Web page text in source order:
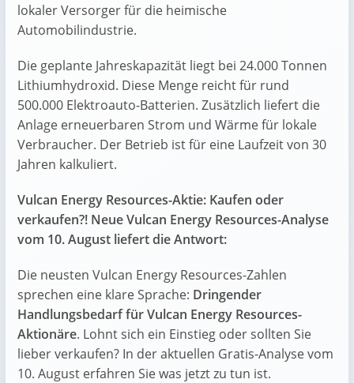
lokaler Versorger für die heimische
Automobilindustrie.
Die geplante Jahreskapazität liegt bei 24.000 Tonnen
Lithiumhydroxid. Diese Menge reicht für rund
500.000 Elektroauto-Batterien. Zusätzlich liefert die
Anlage erneuerbaren Strom und Wärme für lokale
Verbraucher. Der Betrieb ist für eine Laufzeit von 30
Jahren kalkuliert.
Vulcan Energy Resources-Aktie: Kaufen oder
verkaufen?! Neue Vulcan Energy Resources-Analyse
vom 10. August liefert die Antwort:
Die neusten Vulcan Energy Resources-Zahlen
sprechen eine klare Sprache: Dringender
Handlungsbedarf für Vulcan Energy Resources-
Aktionäre. Lohnt sich ein Einstieg oder sollten Sie
lieber verkaufen? In der aktuellen Gratis-Analyse vom
10. August erfahren Sie was jetzt zu tun ist.